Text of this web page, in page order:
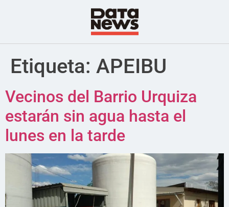
Etiqueta: APEIBU
Vecinos del Barrio Urquiza
estarán sin agua hasta el
lunes en la tarde